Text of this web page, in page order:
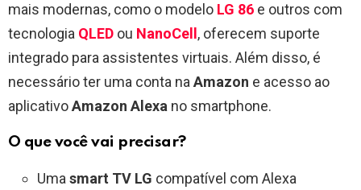
mais modernas, como o modelo LG 86 e outros com
tecnologia QLED ou NanoCell , oferecem suporte
integrado para assistentes virtuais. Além disso, é
necessário ter uma conta na Amazon e acesso ao
aplicativoAmazon Alexa no smartphone.
O que você vai precisar?
Uma smart TV LG compatível com Alexa